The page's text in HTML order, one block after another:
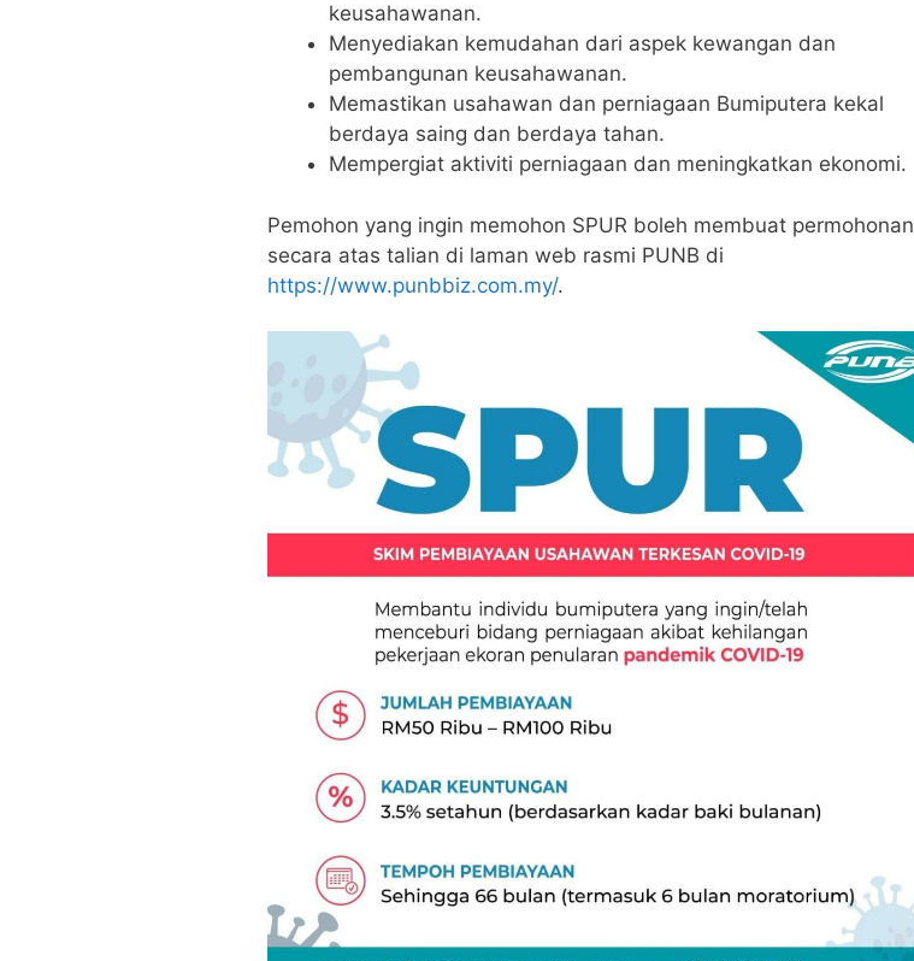
keusahawanan.
Menyediakan kemudahan dari aspek kewangan dan
pembangunan keusahawanan.
Memastikan usahawan dan perniagaan Bumiputera kekal
berdaya saing dan berdaya tahan.
Mempergiat aktiviti perniagaan dan meningkatkan ekonomi.
Pemohon yang ingin memohon SPUR boleh membuat permohonan
secara atas talian di laman web rasmi PUNB di
https://www.punbbiz.com.my/.